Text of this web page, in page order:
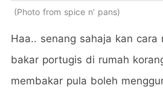
Photo from spice n' pans
Haa.. senang sahaja kan cara
bakar portugis di rumah
membakar pula boleh